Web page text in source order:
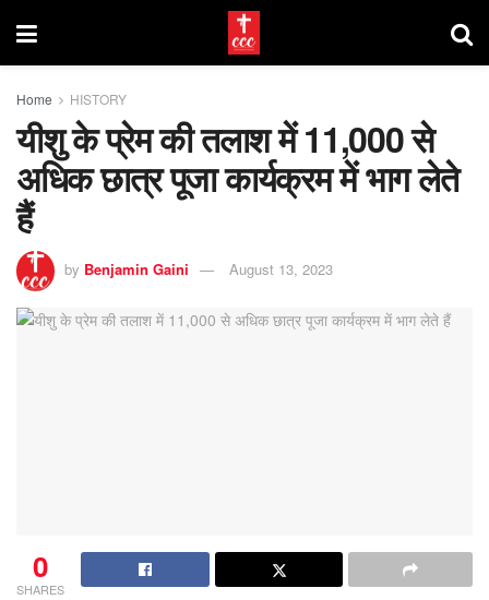
Home HISTORY
यीशु के प्रेम की तलाश में 11,000 से
अधिक छात्र पूजा कार्यक्रम में भाग लेते
हैं
by Benjamin Gaini August 13, 2023
0
SHARES